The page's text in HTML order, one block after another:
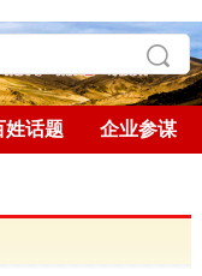
姓话题 企业参谋